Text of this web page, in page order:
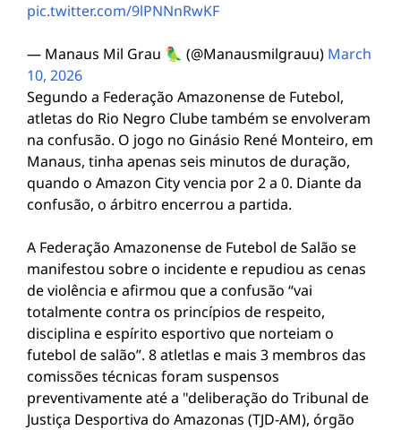
pic.twitter.com/9lPNNnRwKF
— Manaus Mil Grau 🦜 (@Manausmilgrauu) March
10, 2026
Segundo a Federação Amazonense de Futebol,
atletas do Rio Negro Clube também se envolveram
na confusão. O jogo no Ginásio René Monteiro, em
Manaus, tinha apenas seis minutos de duração,
quando o Amazon City vencia por 2 a 0. Diante da
confusão, o árbitro encerrou a partida.
A Federação Amazonense de Futebol de Salão se
manifestou sobre o incidente e repudiou as cenas
de violência e afirmou que a confusão “vai
totalmente contra os princípios de respeito,
disciplina e espírito esportivo que norteiam o
futebol de salão”. 8 atletlas e mais 3 membros das
comissões técnicas foram suspensos
preventivamente até a "deliberação do Tribunal de
Justiça Desportiva do Amazonas (TJD-AM), órgão